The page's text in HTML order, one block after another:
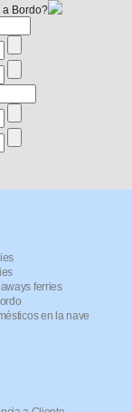
Bordo?
ferries
en la nave